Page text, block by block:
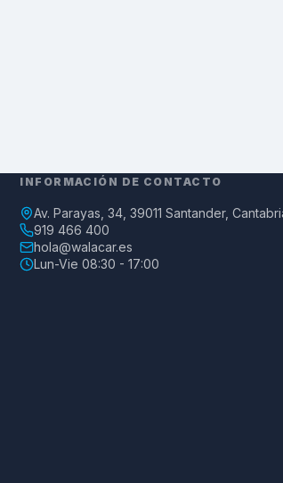
INFORMACIÓN DE CONTACTO
Av. Parayas, 34, 39011 Santander,
919 466 400
hola@walacar.es
Lun-Vie 08:30 - 17:00